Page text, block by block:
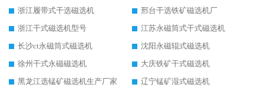
浙江履带式干选磁选机
邢台干选铁矿磁选机厂
浙江干式磁选机型号
江苏永磁筒式干式磁选机
长沙ct永磁筒式磁选机
沈阳永磁辊式磁选机
徐州干式永磁磁选机
大庆铁矿干式磁选机
黑龙江选锰矿磁选机生产厂家
辽宁锰矿湿式磁选机